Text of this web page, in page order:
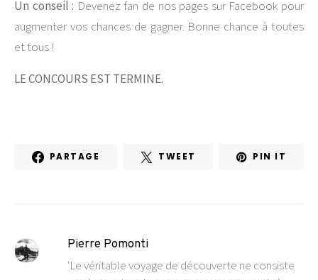
Un conseil : Devenez fan de nos pages sur Facebook pour
augmenter vos chances de gagner. Bonne chance à toutes
et tous !
LE CONCOURS EST TERMINE.
PARTAGE TWEET PIN IT
Pierre Pomonti
'Le véritable voyage de découverte ne consiste